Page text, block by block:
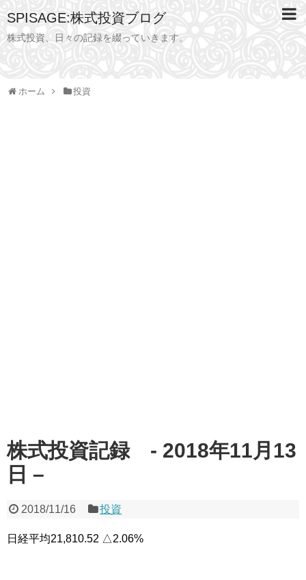
SPISAGE:株式投資ブログ
株式投資、日々の記録を綴っていきます。
ホーム 投資
株式投資記録 - 2018年11月13
日 –
2018/11/16 投資
日経平均21,810.52 △2.06%